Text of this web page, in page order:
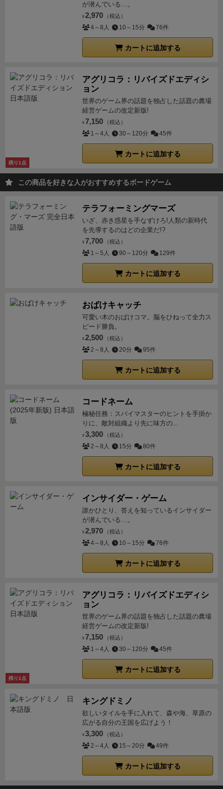
が潜んでいる…。
¥ 2,970 （税込）
4～8人 10～15分 76件
カートに追加する
残り1点
アグリコラ：リバイズドエディシ
ョン
世界のゲーム界の話題を独占した話題の農場
経営ゲームの改定新版!
¥ 7,150 （税込）
1～4人 30～120分 45件
カートに追加する
この商品を好きな人がおすすめするボードゲーム
テラフォーミングマーズ
いざ、赤き惑星を手なずけろ!人類の新時代
を先導するのはどの企業だ!?
¥ 7,700 （税込）
1～5人 90～120分 129件
カートに追加する
おばけキャッチ
可愛い木のおばけコマ。脳をひねって全力ス
ピード勝負。
¥ 2,500 （税込）
2～8人 20分 95件
カートに追加する
コードネーム
極秘任務：スパイマスターのヒントを手掛か
りに、敵対組織より先に味方の...
¥ 3,300 （税込）
2～8人 15分 80件
カートに追加する
インサイダー・ゲーム
誰かひとり、答えを知っているインサイダー
が潜んでいる…。
¥ 2,970 （税込）
4～8人 10～15分 76件
カートに追加する
残り1点
アグリコラ：リバイズドエディシ
ョン
世界のゲーム界の話題を独占した話題の農場
経営ゲームの改定新版!
¥ 7,150 （税込）
1～4人 30～120分 45件
カートに追加する
キングドミノ
欲しいタイルを手に入れて、森や海、草原の
広がる自分の王国を広げよう！
¥ 3,300 （税込）
2～4人 15～20分 49件
カートに追加する